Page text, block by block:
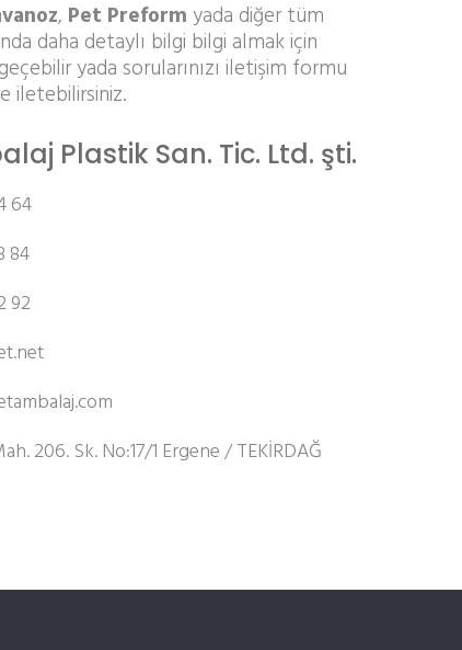
, Pet Preform yada diğer tüm
daha detaylı bilgi bilgi almak için
yada sorularınızı iletişim formu
iletebilirsiniz.
Plastik San. Tic. Ltd. şti.
64
84
92
206. Sk. No:17/1 Ergene / TEKİRDAĞ